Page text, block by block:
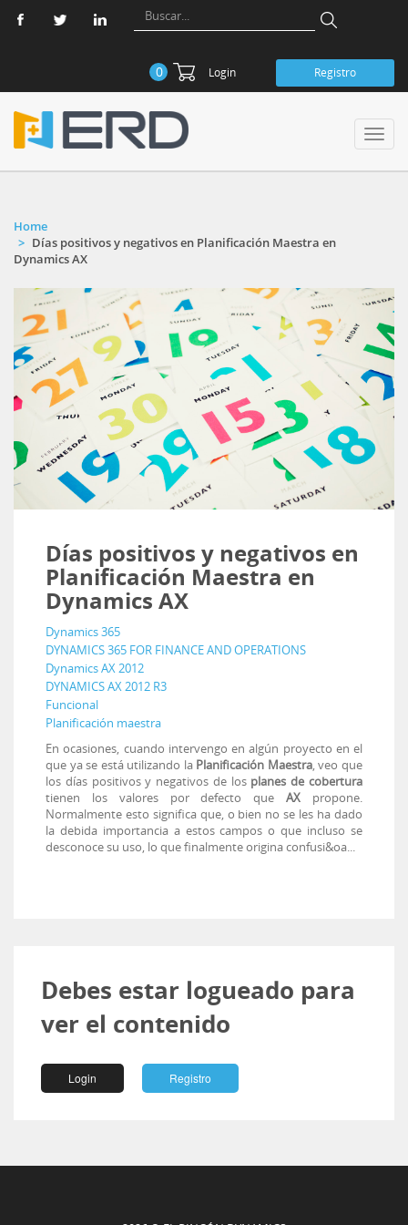
0 Login Registro
Home
Días positivos y negativos en Planificación Maestra en
Dynamics AX
Días positivos y negativos en
Planificación Maestra en
Dynamics AX
Dynamics 365
DYNAMICS 365 FOR FINANCE AND OPERATIONS
Dynamics AX 2012
DYNAMICS AX 2012 R3
Funcional
Planificación maestra
En ocasiones, cuando intervengo en algún proyecto en el
que ya se está utilizando la Planificación Maestra, veo que
los días positivos y negativos de los planes de cobertura
tienen los valores por defecto queAX propone.
Normalmente esto significa que, o bien no se les ha dado
la debida importancia a estos campos o que incluso se
desconoce su uso, lo que finalmente origina confusi&oa...
Debes estar logueado para
ver el contenido
Login Registro